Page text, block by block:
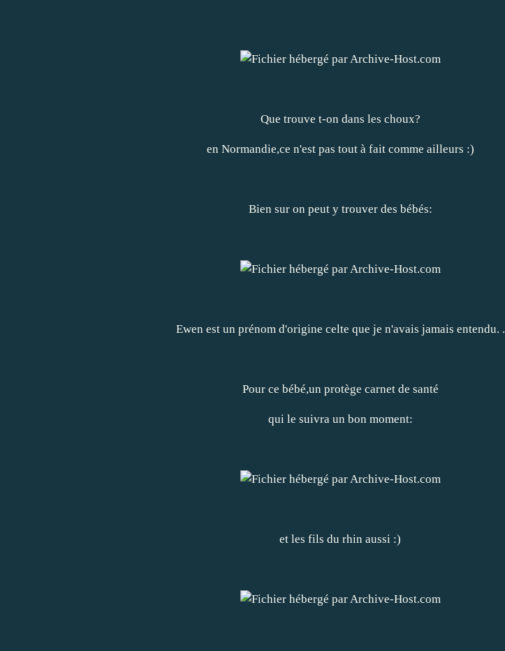
Que trouve t-on dans les choux?
en Normandie,ce n'est pas tout à fait comme ailleurs :)
Bien sur on peut y trouver des bébés:
Ewen est un prénom d'origine celte que je n'avais jamais entendu. .
Pour ce bébé,un protège carnet de santé
qui le suivra un bon moment:
et les fils du rhin aussi :)